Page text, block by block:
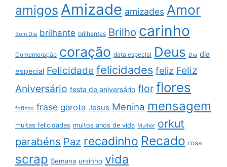
amigos Amizade amizades Amor
Bom Dia brilhante brilhantes Brilho carinho
Comemoração coração data especial Deus Dia dia
especial Felicidade felicidades feliz Feliz
Aniversário festa de aniversário flor flores
fofinho frase garota Jesus Menina mensagem
muitas felicidades muitos anos de vida Mulher orkut
parabéns Paz recadinho Recado rosa
scrap Semana ursinho vida